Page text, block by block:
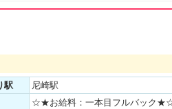
自分のペースで働きたい方 Aさん
がっつり稼ぎたい方 Cさん：12時
1日のお給料(接客人数4名)63,600円
数に応じてバック率もどんどんア
駅 尼崎駅
☆★お給料：一本目フルバック